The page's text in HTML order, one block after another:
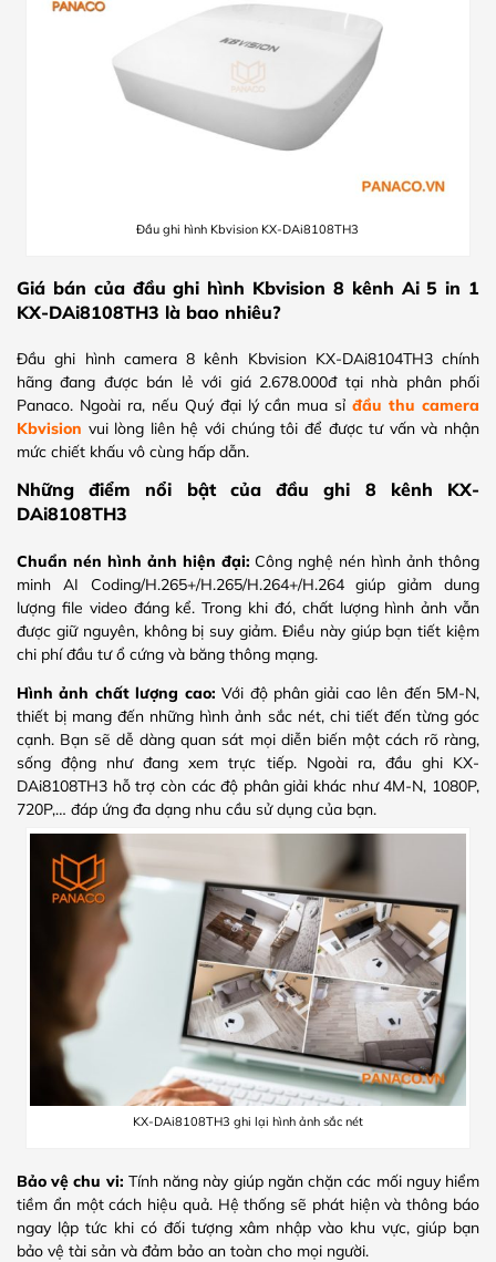
Đầu ghi hình Kbvision KX-DAi8108TH3
Giá bán của đầu ghi hình Kbvision 8 kênh Ai 5 in 1
KX-DAi8108TH3 là bao nhiêu?
Đầu ghi hình camera 8 kênh Kbvision KX-DAi8104TH3 chính
hãng đang được bán lẻ với giá 2.678.000đ tại nhà phân phối
Panaco. Ngoài ra, nếu Quý đại lý cần mua sỉđầu thu camera
Kbvision vui lòng liên hệ với chúng tôi để được tư vấn và nhận
mức chiết khấu vô cùng hấp dẫn.
Những điểm nổi bật của đầu ghi 8 kênh KX-
DAi8108TH3
Chuẩn nén hình ảnh hiện đại: Công nghệ nén hình ảnh thông
minh AI Coding/H.265+/H.265/H.264+/H.264 giúp giảm dung
lượng file video đáng kể. Trong khi đó, chất lượng hình ảnh vẫn
được giữ nguyên, không bị suy giảm. Điều này giúp bạn tiết kiệm
chi phí đầu tư ổ cứng và băng thông mạng.
Hình ảnh chất lượng cao: Với độ phân giải cao lên đến 5M-N,
thiết bị mang đến những hình ảnh sắc nét, chi tiết đến từng góc
cạnh. Bạn sẽ dễ dàng quan sát mọi diễn biến một cách rõ ràng,
sống động như đang xem trực tiếp. Ngoài ra, đầu ghi KX-
DAi8108TH3 hỗ trợ còn các độ phân giải khác như 4M-N, 1080P,
720P,… đáp ứng đa dạng nhu cầu sử dụng của bạn.
KX-DAi8108TH3 ghi lại hình ảnh sắc nét
Bảo vệ chu vi: Tính năng này giúp ngăn chặn các mối nguy hiểm
tiềm ẩn một cách hiệu quả. Hệ thống sẽ phát hiện và thông báo
ngay lập tức khi có đối tượng xâm nhập vào khu vực, giúp bạn
bảo vệ tài sản và đảm bảo an toàn cho mọi người.